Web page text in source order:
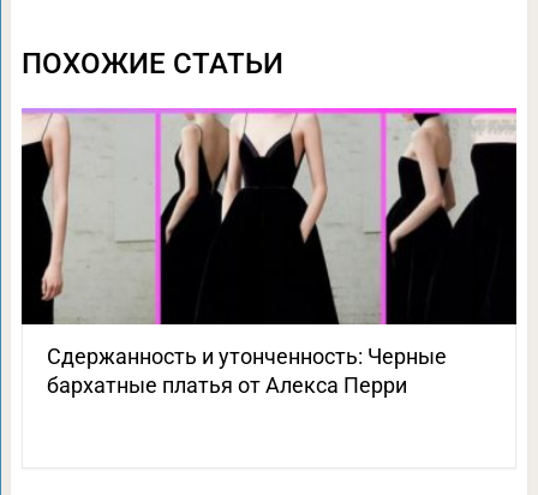
ПОХОЖИЕ СТАТЬИ
Сдержанность и утонченность: Черные
бархатные платья от Алекса Перри